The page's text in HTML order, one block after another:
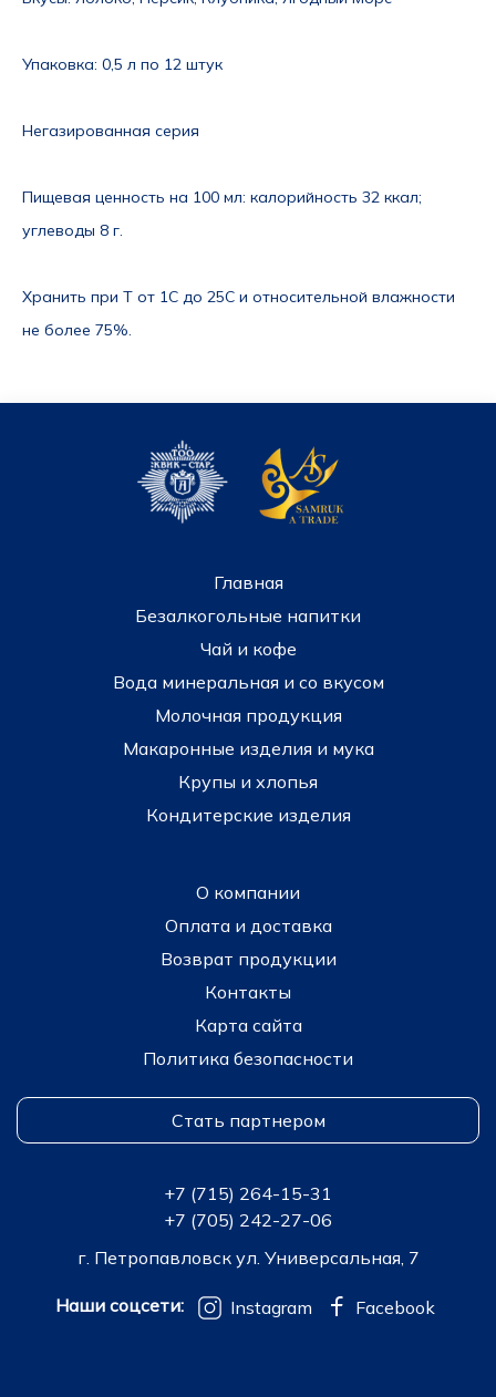
Упаковка: 0,5 л по 12 штук
Негазированная серия
Пищевая ценность на 100 мл: калорийность 32 ккал;
углеводы 8 г.
Хранить при Т от 1С до 25С и относительной влажности
не более 75%.
Главная
Безалкогольные напитки
Чай и кофе
Вода минеральная и со вкусом
Молочная продукция
Макаронные изделия и мука
Крупы и хлопья
Кондитерские изделия
О компании
Оплата и доставка
Возврат продукции
Контакты
Карта сайта
Политика безопасности
Стать партнером
+7 (715) 264-15-31
+7 (705) 242-27-06
г. Петропавловск ул. Универсальная, 7
Наши соцсети: Instagram Facebook